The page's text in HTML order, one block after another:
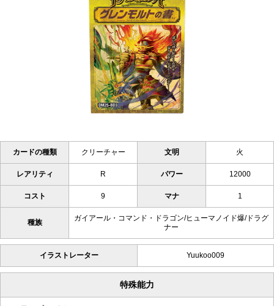
カードの種類 クリーチャー 文明 火
レアリティ R パワー 12000
コスト 9 マナ 1
種族
ガイアール・コマンド・ドラゴン/ヒューマノイド爆/ドラグ
ナー
イラストレーター Yuukoo009
特殊能力